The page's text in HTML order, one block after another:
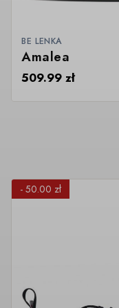
BE LENKA
Amalea
509.99zł
- 50.00 zł